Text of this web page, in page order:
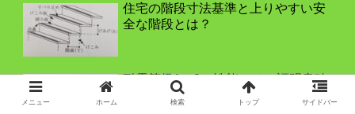
住宅の階段寸法基準と上りやすい安
全な階段とは？
耐震等級1～3の性能とは？証明書確
認方法、審査基準について
メニュー ホーム 検索 トップ サイドバー